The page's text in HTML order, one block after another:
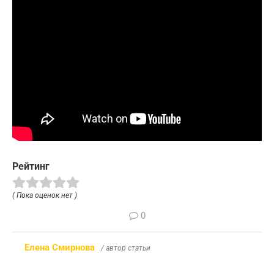
Рейтинг
( Пока оценок нет )
0
Елена Смирнова / автор статьи